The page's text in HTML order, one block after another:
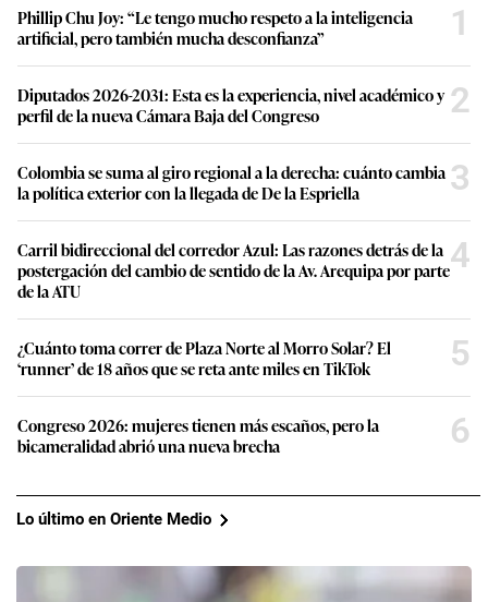
Phillip Chu Joy: “Le tengo mucho respeto a la inteligencia
artificial, pero también mucha desconfianza”
1
Diputados 2026-2031: Esta es la experiencia, nivel académico y
perfil de la nueva Cámara Baja del Congreso
2
Colombia se suma al giro regional a la derecha: cuánto cambia
la política exterior con la llegada de De la Espriella
3
Carril bidireccional del corredor Azul: Las razones detrás de la
postergación del cambio de sentido de la Av. Arequipa por parte
de la ATU
4
¿Cuánto toma correr de Plaza Norte al Morro Solar? El
‘runner’ de 18 años que se reta ante miles en TikTok
5
Congreso 2026: mujeres tienen más escaños, pero la
bicameralidad abrió una nueva brecha
6
Lo último en Oriente Medio